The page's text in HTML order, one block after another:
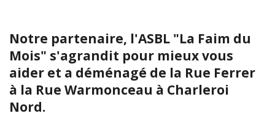
Notre partenaire, l'ASBL "La Faim du
Mois" s'agrandit pour mieux vous
aider et a déménagé de la Rue Ferrer
à la Rue Warmonceau à Charleroi
Nord.